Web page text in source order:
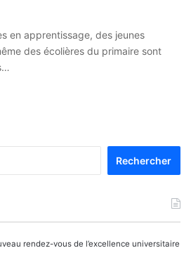
en apprentissage, des jeunes
des écolières du primaire sont
rendez-vous de l’excellence universitaire